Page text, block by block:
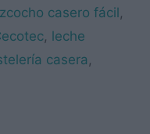
casero fácil,
, leche
casera ,